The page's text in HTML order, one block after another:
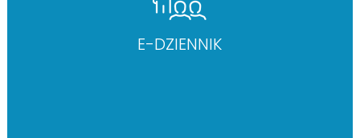
E-DZIENNIK